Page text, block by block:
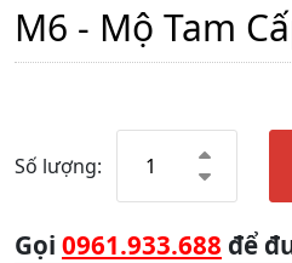
M6 - Mộ Tam
Số lượng:
Gọi 0961.933.688 để